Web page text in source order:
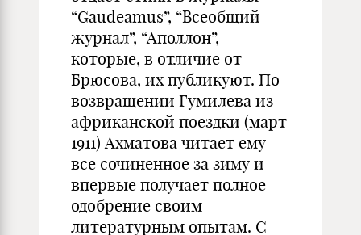
“Gaudeamus”, “Всеобщий
журнал”, “Аполлон”,
которые, в отличие от
Брюсова, их публикуют. По
возвращении Гумилева из
африканской поездки (март
1911) Ахматова читает ему
все сочиненное за зиму и
впервые получает полное
одобрение своим
литературным опытам. С